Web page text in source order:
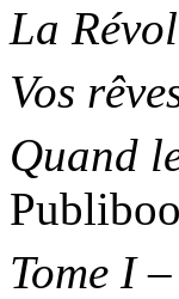
La
Vos
Quand
Tome I